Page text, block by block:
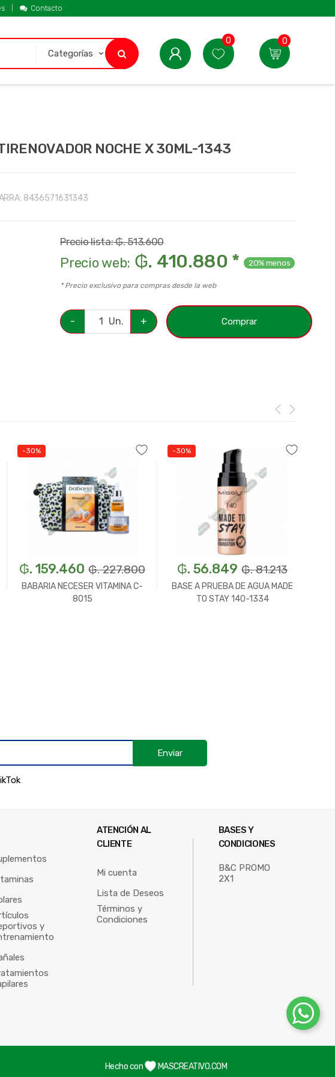
Contacto
0 0
NOCHE X 30ML-1343
8436571631343
Precio lista: ₲. 513.600
Precio web: ₲. 410.880 * 20% menos
* Precio exclusivo para compras desde la web
- Un. + Comprar
-30%
₲. 159.460 ₲. 227.800
BABARIA NECESER VITAMINA C-
8015
-30%
₲. 56.849 ₲. 81.213
BASE A PRUEBA DE AGUA MADE
TO STAY 140-1334
Enviar
y
ATENCIÓN AL
CLIENTE
Mi cuenta
Lista de Deseos
Términos y
Condiciones
BASES Y
CONDICIONES
B&C PROMO
2X1
Hecho con MASCREATIVO.COM